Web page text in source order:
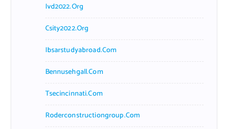
Ivd2022.org
Csity2022.org
Ibsarstudyabroad.com
Bennusehgall.com
Tsecincinnati.com
Roderconstructiongroup.com